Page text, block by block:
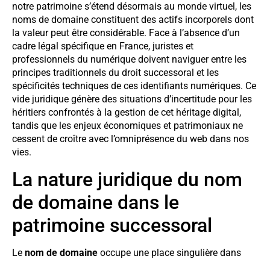
notre patrimoine s’étend désormais au monde virtuel, les
noms de domaine constituent des actifs incorporels dont
la valeur peut être considérable. Face à l’absence d’un
cadre légal spécifique en France, juristes et
professionnels du numérique doivent naviguer entre les
principes traditionnels du droit successoral et les
spécificités techniques de ces identifiants numériques. Ce
vide juridique génère des situations d’incertitude pour les
héritiers confrontés à la gestion de cet héritage digital,
tandis que les enjeux économiques et patrimoniaux ne
cessent de croître avec l’omniprésence du web dans nos
vies.
La nature juridique du nom
de domaine dans le
patrimoine successoral
Le nom de domaine occupe une place singulière dans